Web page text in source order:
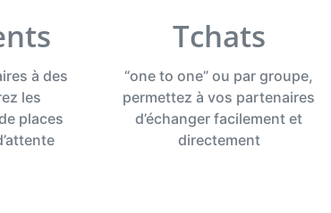
à des
les
places
Tchats
“one to one” ou par groupe,
permettez à vos partenaires
d’échanger facilement et
directement